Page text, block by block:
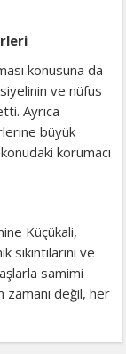
konusuna da
ve nüfus
Ayrıca
büyük
korumacı
Küçükali,
ve
samimi
değil, her